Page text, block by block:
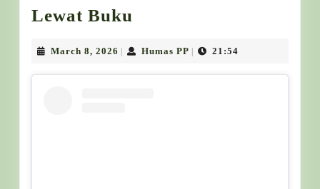
Lewat Buku
Party
&
March 8, 2026 March
2026
| Humas PPHumas
| 21:54